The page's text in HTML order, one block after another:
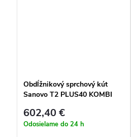
Obdĺžnikový sprchový kút
Sanovo T2 PLUS40 KOMBI
(T2P40K_12580C)
602,40 €
Odosielame do 24 h